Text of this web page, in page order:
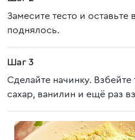
Замесите тесто и оставьте
поднялось.
Шаг 3
Сделайте начинку.
сахар, ванилин и ещё раз